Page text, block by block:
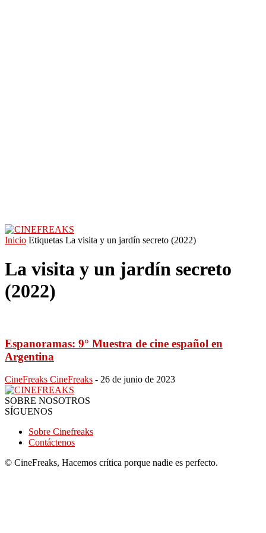
Inicio Etiquetas La visita y un jardín secreto (2022)
La visita y un jardín secreto
(2022)
Espanoramas: 9° Muestra de cine español en
Argentina
CineFreaks CineFreaks - 26 de junio de 2023
SOBRE NOSOTROS
SÍGUENOS
Sobre Cinefreaks
Contáctenos
© CineFreaks, Hacemos crítica porque nadie es perfecto.